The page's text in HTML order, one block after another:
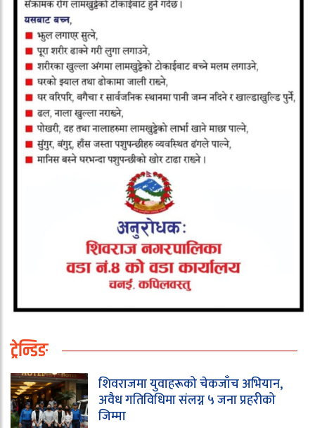
ट्रेन्डिङ
शिवराजमा युवाहरूको चेकजाँच अभियान,
अवैध गतिविधिमा संलग्न ५ जना प्रहरीको
जिम्मा